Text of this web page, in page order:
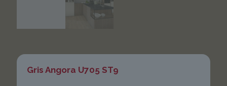
Gris Angora U705 ST9